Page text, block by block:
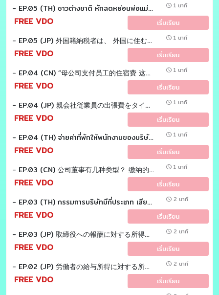
- EP.05 (TH) ชาวต่างชาติ หักลดหย่อนพ่อเเม่ได้หรือไม่? Tax EZ sensei 1 นาที
FREE VDO เริ่มเรียน
- EP.05 (JP) 外国籍納税者は、 外国に住む両親を扶養控除の対象にできる？ Tax EZ sensei 1 นาที
FREE VDO เริ่มเรียน
- EP.04 (CN) “母公司支付员工的住宿费 这是否属于禁止费用吗？” Tax EZ laoshi 1 นาที
FREE VDO เริ่มเรียน
- EP.04 (JP) 親会社従業員の出張費をタイ子会社が負担した場合の税務取扱いとは？ Tax EZ sensei 1 นาที
FREE VDO เริ่มเรียน
- EP.04 (TH) จ่ายค่าที่พักให้พนักงานของบริษัทเเม่ เป็นค่าใช้จ่ายต้องห้ามหรือไม่ Tax EZ sensei 1 นาที
FREE VDO เริ่มเรียน
- EP.03 (CN) 公司董事有几种类型？ 缴纳的税款是否不同？ Tax EZ laoshi 1 นาที
FREE VDO เริ่มเรียน
- EP.03 (TH) กรรมการบริษัทมีกี่ประเภท เสียภาษีแตกต่างกันหรือไม่ Tax EZ Sensei 2 นาที
FREE VDO เริ่มเรียน
- EP.03 (JP) 取締役への報酬に対する所得税についてお答えします。Tax EZ sensei 2 นาที
FREE VDO เริ่มเรียน
- EP.02 (JP) 労働者の給与所得に対する所得税についてお答えします。 Tax EZ sensei 2 นาที
FREE VDO เริ่มเรียน